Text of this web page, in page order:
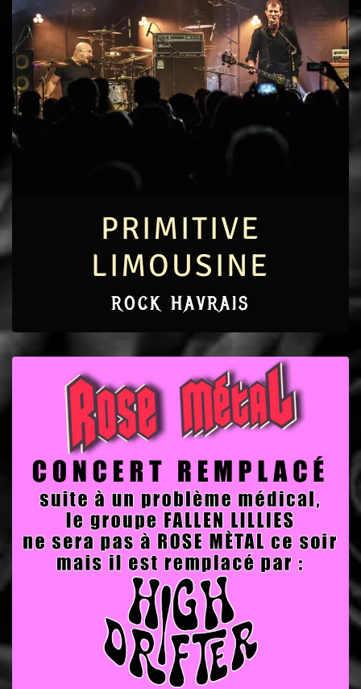
PRIMITIVE
LIMOUSINE
ROCK HAVRAIS